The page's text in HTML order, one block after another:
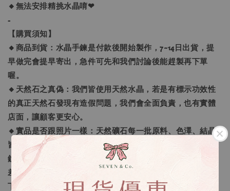
🔸無法安排精挑水晶唷❤
-
【購買須知】
🔸商品到貨：水晶手鍊是付款後開始製作，7~14日出貨，提
早做完會提早寄出，急件可先和我們討論後能趕製再下單
喔。
🔸天然石之真偽：我們皆使用天然水晶，若是有標示功效性
的真正天然石發現有造假問題，我們會全面負責，也有實體
店面，讓顧客更安心。
🔸實品是否跟照片一樣：天然礦石每一批原料、色澤、結晶
皆不相同，尤其是內含結晶物的水晶（如綠幽靈、草莓晶、
鈦晶、黑髮晶等）每一顆都會不一樣喔，每台螢幕皆有色
差，我們會把關在合理狀況內，不過若堅持和照片一模一樣
下單前請三思喔！也歡迎直接來門市選購。